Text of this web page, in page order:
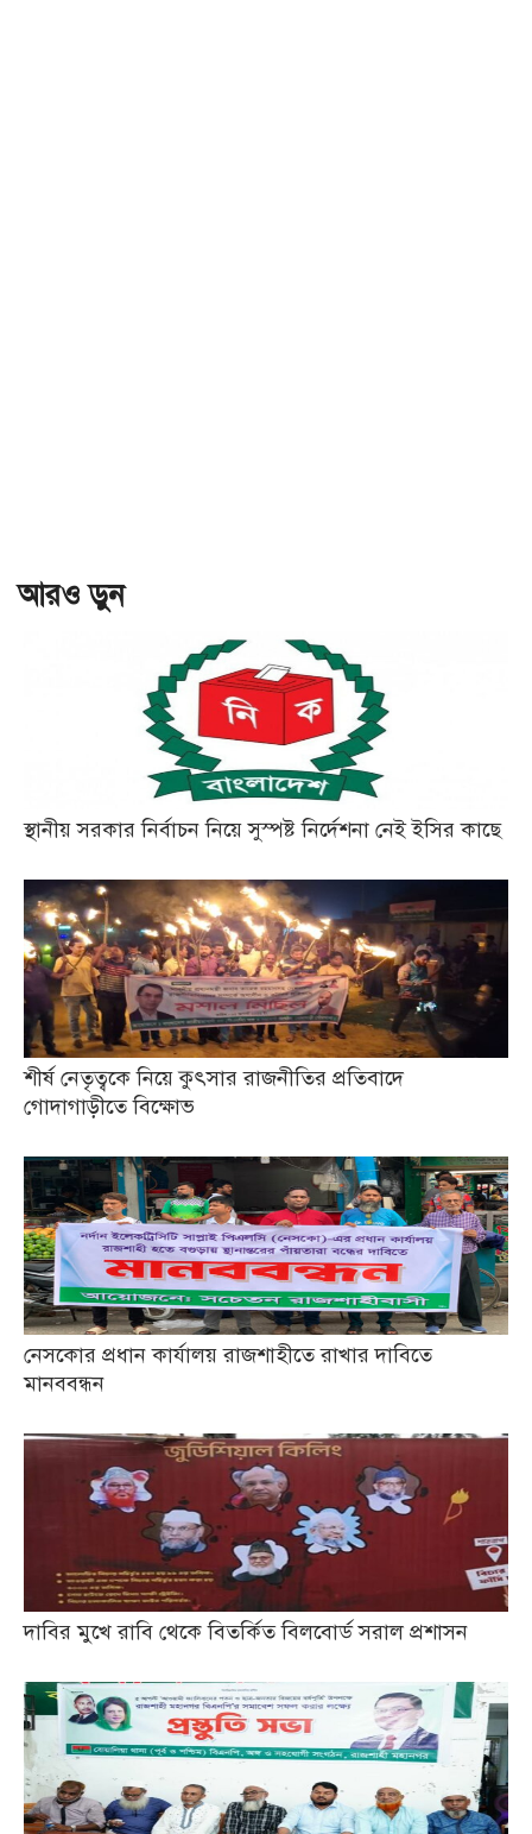
আরও ড়ুন
স্থানীয় সরকার নির্বাচন নিয়ে সুস্পষ্ট নির্দেশনা নেই ইসির কাছে
শীর্ষ নেতৃত্বকে নিয়ে কুৎসার রাজনীতির প্রতিবাদে
গোদাগাড়ীতে বিক্ষোভ
নেসকোর প্রধান কার্যালয় রাজশাহীতে রাখার দাবিতে
মানববন্ধন
দাবির মুখে রাবি থেকে বিতর্কিত বিলবোর্ড সরাল প্রশাসন